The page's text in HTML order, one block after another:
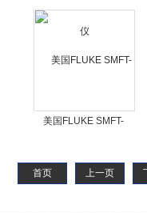
美国FLUKE SMFT-
首页 上一页